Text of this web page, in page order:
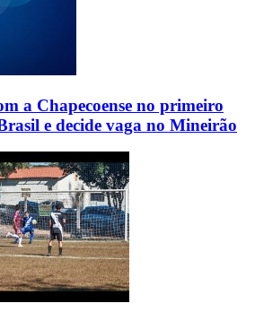
a Chapecoense no primeiro
e decide vaga no Mineirão